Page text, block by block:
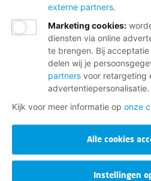
externe partners.
Marketing cookies:
diensten via online
te brengen. Bij
delen wij je
partners voor retargeting
advertentiepersonalisatie.
Kijk voor meer informatie op onze
Alle cookies
Instellingen